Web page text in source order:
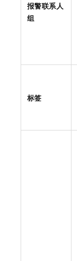
报警联系人
组
标签